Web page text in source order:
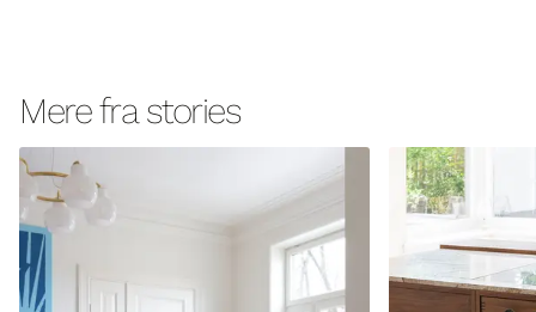
Mere fra stories